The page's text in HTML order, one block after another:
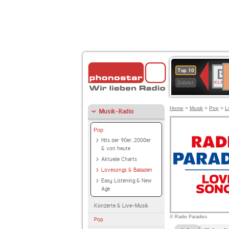
Top 10
Zuletzt
BR-
Musik-Radio
Pop
Hits der 90er, 2000er
& von heute
Aktuelle Charts
Lovesongs & Balladen
Easy Listening & New
Age
Konzerte & Live-Musik
Pop
Home > Musik > Pop >
© Radio Paradiso